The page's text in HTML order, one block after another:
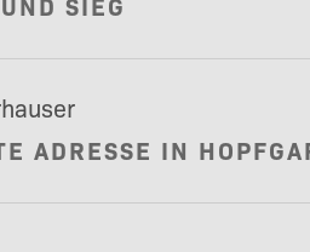
ADRESSE IN